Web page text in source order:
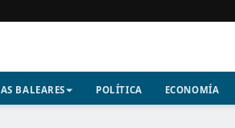
BALEARES POLÍTICA ECONOMÍA